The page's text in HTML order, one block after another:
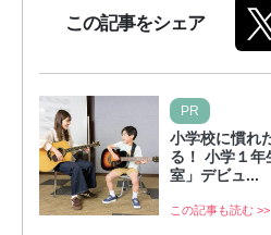
この記事をシェア
PR
小学校に慣れ
る！ 小学１年
室」デビュ...
この記事も読む >>